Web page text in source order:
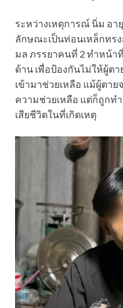
ระหว่างเหตุการณ์ นิ่ม อา
ลักษณะเป็นท่อนเหล็กทร
มล ภรรยาคนที่ 2 ทำหน้า
ด้าน เพื่อป้องกันไม่ให้ผู้
เข้ามาช่วยเหลือ แม้ผู้ตา
ความช่วยเหลือ แต่ก็ถูกท
เสียชีวิตในที่เกิดเหตุ